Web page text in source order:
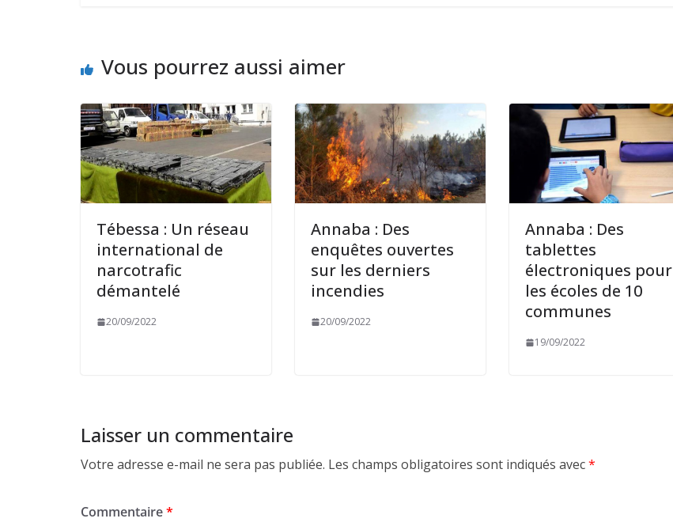
Vous pourrez aussi aimer
Tébessa : Un réseau
international de
narcotrafic
démantelé
20/09/2022
Annaba : Des
enquêtes ouvertes
sur les derniers
incendies
20/09/2022
Annaba : Des
tablettes
électroniques pour
les écoles de 10
communes
19/09/2022
Laisser un commentaire
Votre adresse e-mail ne sera pas publiée. Les champs obligatoires sont indiqués avec*
Commentaire*